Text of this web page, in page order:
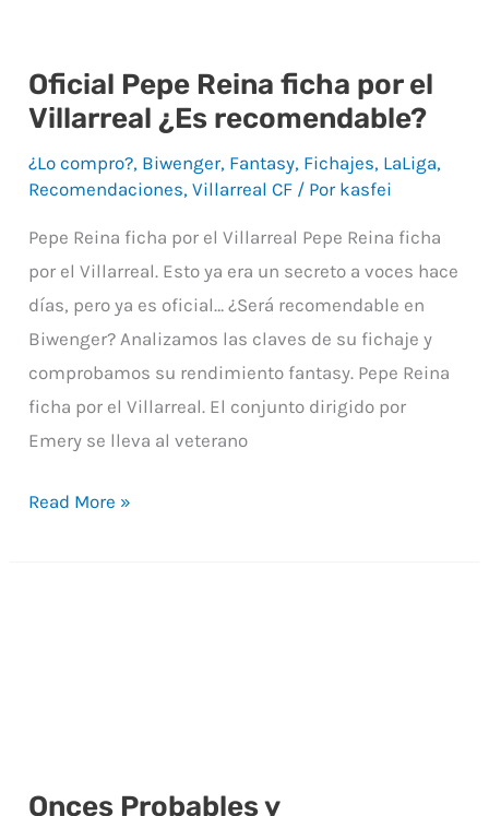
Oficial Pepe Reina ficha por el
Villarreal ¿Es recomendable?
¿Lo compro?, Biwenger, Fantasy, Fichajes, LaLiga,
Recomendaciones,Villarreal CF / Por kasfei
Pepe Reina ficha por el Villarreal Pepe Reina ficha
por el Villarreal. Esto ya era un secreto a voces hace
días, pero ya es oficial… ¿Será recomendable en
Biwenger? Analizamos las claves de su fichaje y
comprobamos su rendimiento fantasy. Pepe Reina
ficha por el Villarreal. El conjunto dirigido por
Emery se lleva al veterano
Oficial
Pepe
ficha
Villarreal
recomendable?
Read More »
Onces Probables y
Onces